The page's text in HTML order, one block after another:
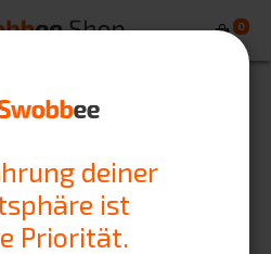
0
deiner
ist
Priorität.